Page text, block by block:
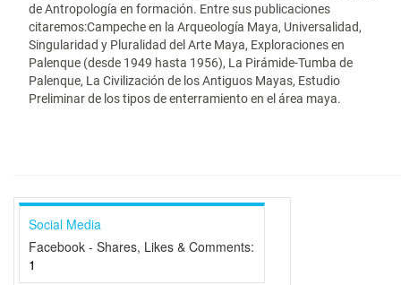
de Antropología en formación. Entre sus publicaciones
citaremos:Campeche en la Arqueología Maya, Universalidad,
Singularidad y Pluralidad del Arte Maya, Exploraciones en
Palenque (desde 1949 hasta 1956), La Pirámide-Tumba de
Palenque, La Civilización de los Antiguos Mayas, Estudio
Preliminar de los tipos de enterramiento en el área maya.
Social Media
Facebook - Shares, Likes & Comments:
1